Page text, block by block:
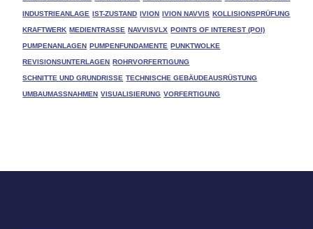
INDUSTRIEANLAGE IST-ZUSTAND IVION IVION NAVVIS KOLLISIONSPRÜFUNG
KRAFTWERK MEDIENTRASSE NAVVISVLX POINTS OF INTEREST (POI)
PUMPENANLAGEN PUMPENFUNDAMENTE PUNKTWOLKE
REVISIONSUNTERLAGEN ROHRVORFERTIGUNG
SCHNITTE UND GRUNDRISSE TECHNISCHE GEBÄUDEAUSRÜSTUNG
UMBAUMASSNAHMEN VISUALISIERUNG VORFERTIGUNG